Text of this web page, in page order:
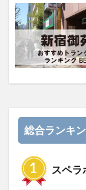
総合ランキ
スペラ